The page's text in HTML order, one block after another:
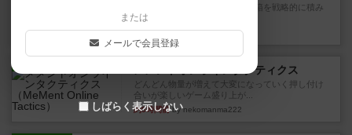
目的あなたの店先に農産物の木箱を戦略的に積み
重ねて在庫を最大化し、競合...
約4時間前by jurong
メメントオンラインタクティクス
どんどん物量が増えて大変になっていく押し付け
合いが楽しいゲーム盛り上が...
約5時間前by nekomanma222
または
メールで会員登録
しばらく表示しない